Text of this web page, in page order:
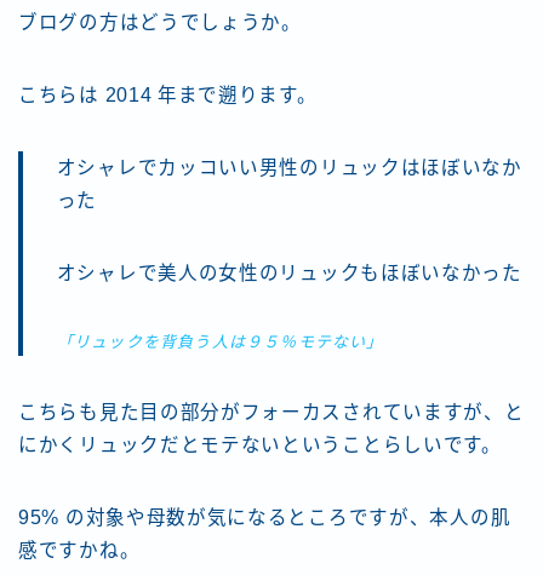
ブログの方はどうでしょうか。
こちらは 2014 年まで遡ります。
オシャレでカッコいい男性のリュックはほぼいなか
った
オシャレで美人の女性のリュックもほぼいなかった
「リュックを背負う人は９５％モテない」
こちらも見た目の部分がフォーカスされていますが、と
にかくリュックだとモテないということらしいです。
95% の対象や母数が気になるところですが、本人の肌
感ですかね。